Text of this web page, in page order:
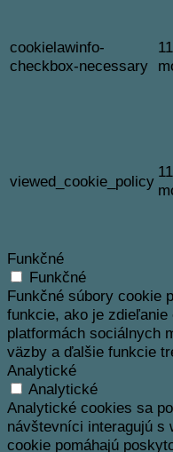
cookielawinfo-
checkbox-necessary
11
viewed_cookie_policy
11
Funkčné
Funkčné
Funkčné súbory cookie
funkcie, ako je
platformách sociálnych
väzby a ďalšie funkcie
Analytické
Analytické
Analytické cookies sa
návštevníci interagujú s
cookie pomáhajú